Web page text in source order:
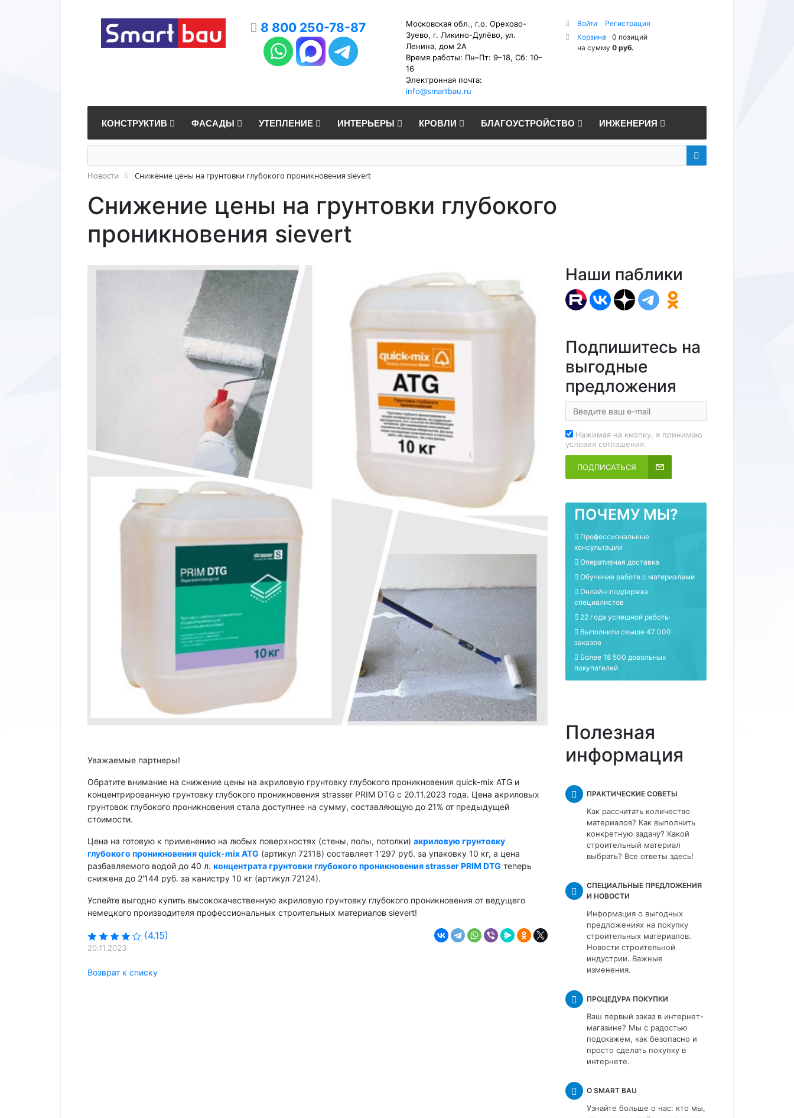
8 800 250-78-87
Московская обл., г.о. Орехово-
Зуево, г. Ликино-Дулёво, ул.
Ленина, дом 2А
Время работы: Пн–Пт: 9–18, Сб: 10–
16
Электронная почта:
info@smartbau.ru
Войти
Регистрация
Корзина
0 позиций
на сумму 0 руб.
КОНСТРУКТИВ ФАСАДЫ УТЕПЛЕНИЕ ИНТЕРЬЕРЫ КРОВЛИ БЛАГОУСТРОЙСТВО ИНЖЕНЕРИЯ
Новости Снижение цены на грунтовки глубокого проникновения sievert
Снижение цены на грунтовки глубокого
проникновения sievert
Уважаемые партнеры!
Обратите внимание на снижение цены на акриловую грунтовку глубокого проникновения quick-mix ATG и
концентрированную грунтовку глубокого проникновения strasser PRIM DTG с 20.11.2023 года. Цена акриловых
грунтовок глубокого проникновения стала доступнее на сумму, составляющую до 21% от предыдущей
стоимости.
Цена на готовую к применению на любых поверхностях (стены, полы, потолки) акриловую грунтовку
глубокого проникновения quick-mix ATG (артикул 72118) составляет 1'297 руб. за упаковку 10 кг, а цена
разбавляемого водой до 40 л. концентрата грунтовки глубокого проникновения strasser PRIM DTG теперь
снижена до 2'144 руб. за канистру 10 кг (артикул 72124).
Успейте выгодно купить высококачественную акриловую грунтовку глубокого проникновения от ведущего
немецкого производителя профессиональных строительных материалов sievert!
(4.15)
20.11.2023
Возврат к списку
Наши паблики
Подпишитесь на
выгодные
предложения
Нажимая на кнопку, я принимаю
условия соглашения.
ПОДПИСАТЬСЯ
ПОЧЕМУ МЫ?
Профессиональные
консультации
Оперативная доставка
Обучение работе с материалами
Онлайн-поддержка
специалистов
22 года успешной работы
Выполнили свыше 47 000
заказов
Более 18 500 довольных
покупателей
Полезная
информация
ПРАКТИЧЕСКИЕ СОВЕТЫ
Как рассчитать количество
материалов? Как выполнить
конкретную задачу? Какой
строительный материал
выбрать? Все ответы здесь!
СПЕЦИАЛЬНЫЕ ПРЕДЛОЖЕНИЯ
И НОВОСТИ
Информация о выгодных
предложениях на покупку
строительных материалов.
Новости строительной
индустрии. Важные
изменения.
ПРОЦЕДУРА ПОКУПКИ
Ваш первый заказ в интернет-
магазине? Мы с радостью
подскажем, как безопасно и
просто сделать покупку в
интернете.
О SMART BAU
Узнайте больше о нас: кто мы,